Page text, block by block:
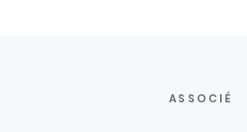
ASSOCIÉ